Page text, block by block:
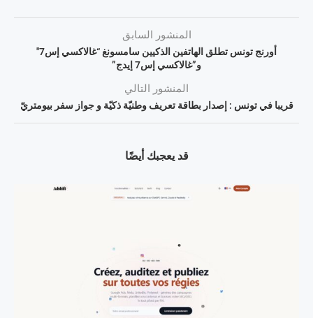
المنشور السابق
أورنج تونس تطلق الهاتفين الذكيين سامسونغ “غالاكسي إس7″
و”غالاكسي إس7 إيدج”
المنشور التالي
قريبا في تونس : إصدار بطاقة تعريف وطنيّة ذكيّة و جواز سفر بيومتريّ
قد يعجبك أيضًا